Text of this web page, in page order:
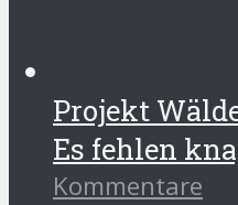
Projekt
Es fehlen
Kommentare